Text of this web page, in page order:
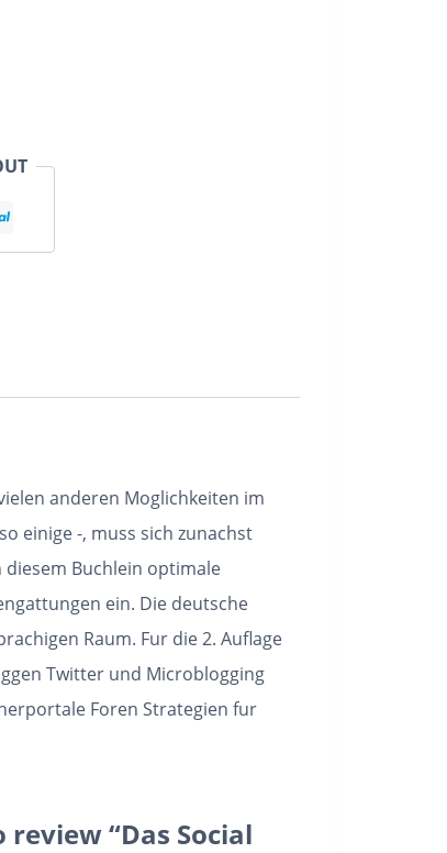
anderen Moglichkeiten im
einige -, muss sich zunachst
Buchlein optimale
ein. Die deutsche
Raum. Fur die 2. Auflage
Twitter und Microblogging
Foren Strategien fur
“Das Social